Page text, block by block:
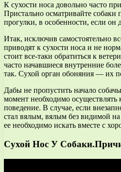
К сухости носа довольно часто
Пристально осматривайте собаки
прогулки, в особенности, если
Итак, исключив самостоятельно
приводят к сухости носа и не
стоит все-таки обратиться к
часто начавшиеся внутренние
так. Сухой орган обоняния — их
Дабы не пропустить начало
момент необходимо осуществлять
поведение. В случае, если
стал вялым, вялым без видимой на
ее необходимо искать вместе с
Сухой Нос У